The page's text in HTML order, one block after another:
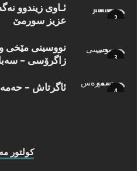
ئـاوی زیندوو
عزیز سورمێ
نووسینی مێخی
زاگرۆسی –
ئاگرتاش –
كولتور